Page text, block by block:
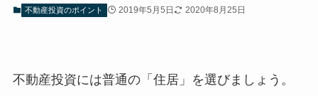
不動産投資のポイント 2019年5月5日 2020年8月25日
不動産投資には普通の「住居」を選びましょう。